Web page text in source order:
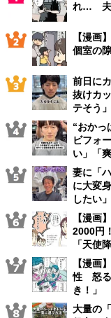
れ… 夫
【漫画
個室の
前日に
抜けカ
テそう
“おか
ビフォ
い」「
妻に「
に大変
したい
【漫画
2000円
「天使
【漫画
性 怒る
き！」
大量の